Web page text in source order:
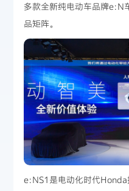
多款全新纯电动车品牌e:N
品矩阵。
e:NS1是电动化时代Honda